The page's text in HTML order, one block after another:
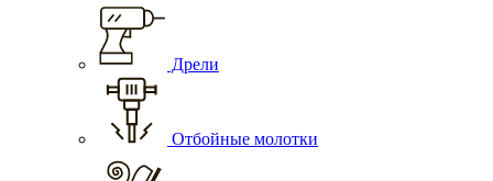
Дрели
Отбойные молотки